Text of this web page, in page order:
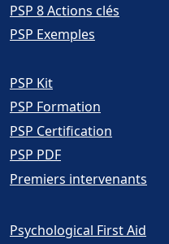
8 Actions clés
Premiers Secours
Exemples
Premiers Secours
Kit
Premiers Secours
Formation
Premiers Secours
Certification
Premiers Secours
PDF
Premiers Secours
Premiers intervenants
Psychological First Aid